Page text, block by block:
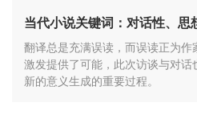
当代小说关键词：对话性、思
翻译总是充满误读，而误读正为
激发提供了可能，此次访谈与对
新的意义生成的重要过程。